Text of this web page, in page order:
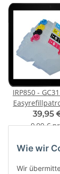
IRP850 -
Ersatz für
39,95
9,99 €
Wie wir
Wir